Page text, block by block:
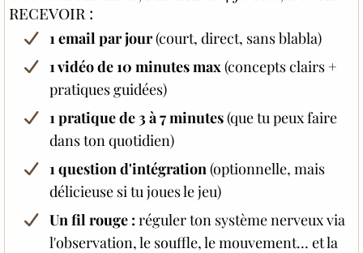
recevoir :
1 email par jour(court, direct, sans blabla)
1 vidéo de 10 minutes max (concepts clairs +
pratiques guidées)
1 pratique de 3 à 7 minutes(que tu peux faire
dans ton quotidien)
1 question d'intégration (optionnelle, mais
délicieuse si tu joues le jeu)
Un fil rouge : réguler ton système nerveux via
l'observation, le souffle, le mouvement… et la